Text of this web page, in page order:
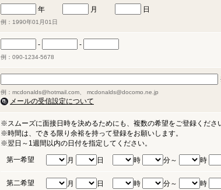
年 月 日
例：1990年01月01日
- -
例：090-1234-5678
例：mcdonalds@hotmail.com、 mcdonalds@docomo.ne.jp
メールの受信設定について
※スムーズに面接日時を決めるためにも、複数の希望をご登録くださ
※時間は、できる限り余裕を持って登録をお願いします。
※翌日～1週間以内の日付を指定してください。
第一希望
月 日 時 分～ 時
第二希望 月 日 時 分～ 時